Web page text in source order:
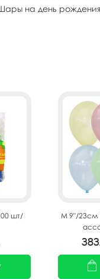
на день рождения
шт/
M 9"/23см